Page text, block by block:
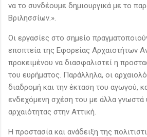
να το συνδέουμε δημιουργικά με το
Βριλησσίων.».
Οι εργασίες στο σημείο
εποπτεία της Εφορείας Αρχαιοτήτων
προκειμένου να διασφαλιστεί η
του ευρήματος. Παράλληλα, οι
διαδρομή και την έκταση του αγωγού,
ενδεχόμενη σχέση του με άλλα γνωστά
αρχαιότητας στην Αττική.
Η προστασία και ανάδειξη της